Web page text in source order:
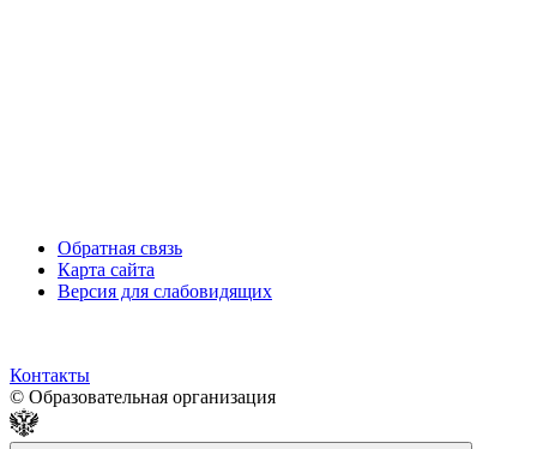
Обратная связь
Карта сайта
Версия для слабовидящих
Контакты
© Образовательная организация